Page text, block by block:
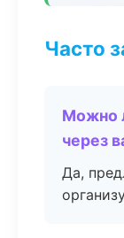
Часто
Можно
через
Да,